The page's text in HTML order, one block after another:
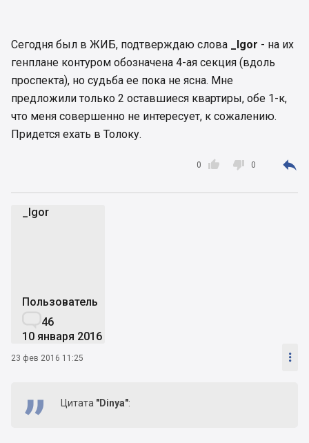
Сегодня был в ЖИБ, подтверждаю слова _Igor - на их
генплане контуром обозначена 4-ая секция (вдоль
проспекта), но судьба ее пока не ясна. Мне
предложили только 2 оставшиеся квартиры, обе 1-к,
что меня совершенно не интересует, к сожалению.
Придется ехать в Толоку.

0  0 
_Igor
Пользователь
46
10 января 2016
23 фев 2016 11:25 
Цитата "Dinya":